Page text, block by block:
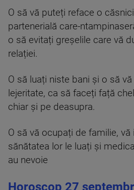
O să vă puteți reface o
partenerială care-
o să evitați greșelile care vă
relației.
O să luați niste bani și o să
lejeritate, ca să faceți față
chiar și pe deasupra.
O să vă ocupați de familie, vă
sănătatea lor le luați și
au nevoie
Horoscop 27